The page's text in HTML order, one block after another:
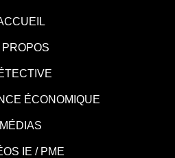
PROPOS
ÉCONOMIQUE
MÉDIAS
IE / PME